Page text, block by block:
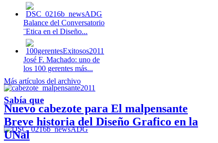
Balance del Conversatorio
¨Etica en el Diseño...
José F. Machado: uno de
los 100 gerentes más...
Nuevo cabezote para El malpensante
Más artículos del archivo
Sabía que
Breve historia del Diseño Grafico en la
UNal